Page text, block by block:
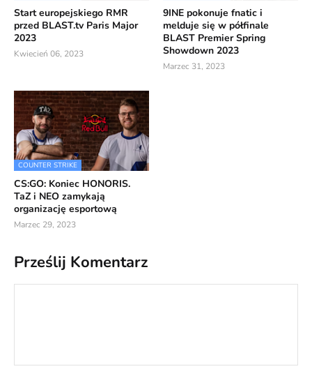
Start europejskiego RMR
przed BLAST.tv Paris Major
2023
Kwiecień 06, 2023
9INE pokonuje fnatic i
melduje się w półfinale
BLAST Premier Spring
Showdown 2023
Marzec 31, 2023
COUNTER STRIKE
CS:GO: Koniec HONORIS.
TaZ i NEO zamykają
organizację esportową
Marzec 29, 2023
Prześlij Komentarz